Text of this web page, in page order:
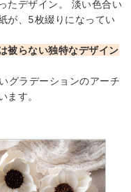
たデザイン。 淡い色合い
が、5枚綴りになってい
被らない独特なデザイン
グラデーションのアーチ
ます。